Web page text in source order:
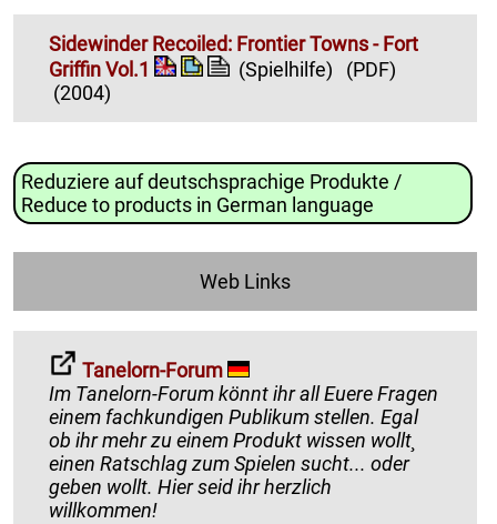
Sidewinder Recoiled: Frontier Towns - Fort
Griffin Vol.1
(Spielhilfe)
(PDF)
(2004)
Reduziere auf deutschsprachige Produkte /
Reduce to products in German language
Web Links
Tanelorn-Forum
Im Tanelorn-Forum könnt ihr all Euere Fragen
einem fachkundigen Publikum stellen. Egal
ob ihr mehr zu einem Produkt wissen wollt¸
einen Ratschlag zum Spielen sucht... oder
geben wollt. Hier seid ihr herzlich
willkommen!